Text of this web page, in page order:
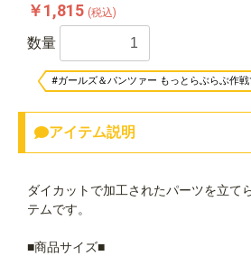
￥1,815 (税込)
数量
#ガールズ＆パンツァー もっとらぶらぶ作戦
アイテム説明
ダイカットで加工されたパーツを立て
テムです。
■商品サイズ■